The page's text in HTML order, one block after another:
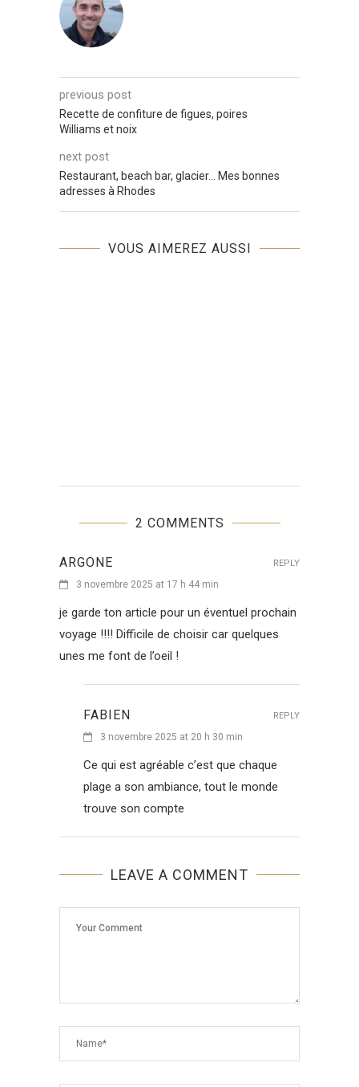
previous post
Recette de confiture de figues, poires
Williams et noix
next post
Restaurant, beach bar, glacier… Mes bonnes
adresses à Rhodes
VOUS AIMEREZ AUSSI
2 COMMENTS
ARGONE
3 novembre 2025 at 17 h 44 min
je garde ton article pour un éventuel prochain
voyage !!!! Difficile de choisir car quelques
unes me font de l’oeil !
REPLY
FABIEN
3 novembre 2025 at 20 h 30 min
Ce qui est agréable c’est que chaque
plage a son ambiance, tout le monde
trouve son compte
REPLY
LEAVE A COMMENT